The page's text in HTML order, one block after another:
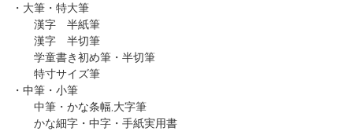
・大筆・特大筆
漢字 半紙筆
漢字 半切筆
学童書き初め筆・半切筆
特寸サイズ筆
・中筆・小筆
中筆・かな条幅,大字筆
かな細字・中字・手紙実用書